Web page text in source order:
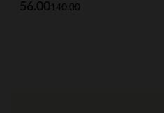
140.00
56.00